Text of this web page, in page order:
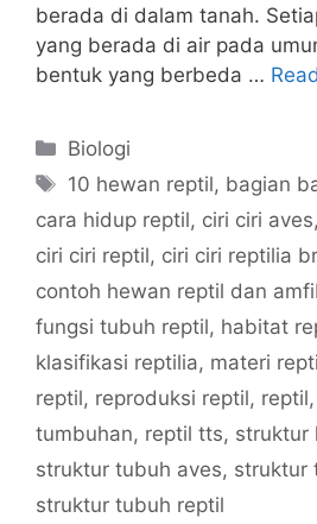
berada di dalam tanah.
yang berada di air pada
bentuk yang berbeda …
Categories
Biologi
Tags
10 hewan reptil, bagian
cara hidup reptil, ciri ciri aves,
ciri ciri reptil, ciri ciri reptilia
contoh hewan reptil dan
fungsi tubuh reptil, habitat
klasifikasi reptilia, materi
reptil, reproduksi reptil, reptil,
tumbuhan, reptil tts, struktur
struktur tubuh aves, struktur
struktur tubuh reptil